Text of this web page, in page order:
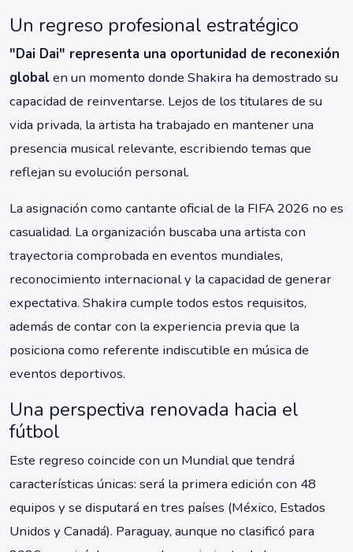
Un regreso profesional estratégico
"Dai Dai" representa una oportunidad de reconexión
globalen un momento donde Shakira ha demostrado su
capacidad de reinventarse. Lejos de los titulares de su
vida privada, la artista ha trabajado en mantener una
presencia musical relevante, escribiendo temas que
reflejan su evolución personal.
La asignación como cantante oficial de la FIFA 2026 no es
casualidad. La organización buscaba una artista con
trayectoria comprobada en eventos mundiales,
reconocimiento internacional y la capacidad de generar
expectativa. Shakira cumple todos estos requisitos,
además de contar con la experiencia previa que la
posiciona como referente indiscutible en música de
eventos deportivos.
Una perspectiva renovada hacia el
fútbol
Este regreso coincide con un Mundial que tendrá
características únicas: será la primera edición con 48
equipos y se disputará en tres países (México, Estados
Unidos y Canadá). Paraguay, aunque no clasificó para